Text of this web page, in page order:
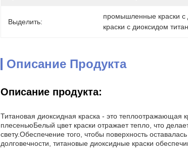
Выделить:
промышленные краски с
краски с диоксидом
Описание Продукта
Описание продукта:
Титановая диоксидная краска - это теплоотражающая
плесеньюБелый цвет краски отражает тепло, что
свету.Обеспечение того, чтобы поверхность
долговечности, титановые диоксидные краски